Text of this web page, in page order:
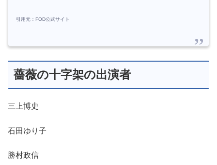
引用元：FOD公式サイト
薔薇の十字架の出演者
三上博史
石田ゆり子
勝村政信